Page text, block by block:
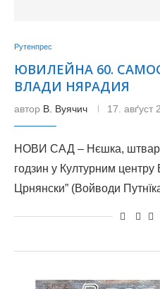
Рутенпрес
ЮВИЛЕЙНА 60.
ВЛАДИ НЯРАДИЯ
автор В. Вуячич 17. авґуст
НОВИ САД – Нєшка,
годзин у Културним
Црнянски” (Войводи